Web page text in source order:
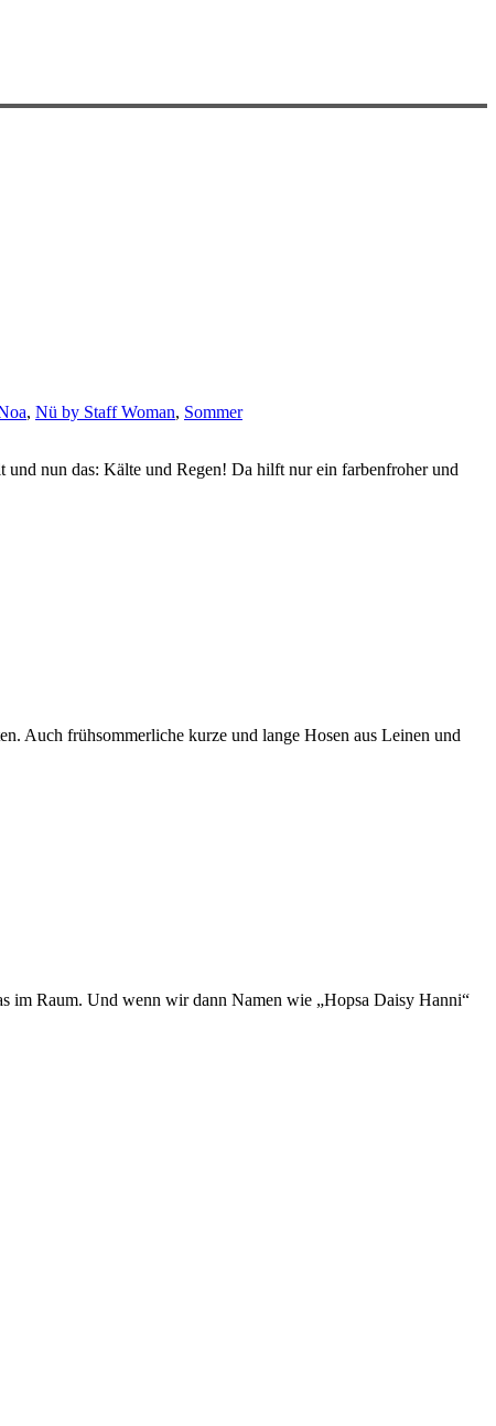
, Nü by Staff Woman, Sommer
nun das: Kälte und Regen! Da hilft nur ein farbenfroher und
Auch frühsommerliche kurze und lange Hosen aus Leinen und
im Raum. Und wenn wir dann Namen wie „Hopsa Daisy Hanni“